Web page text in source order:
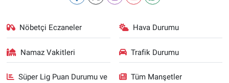
Nöbetçi Eczaneler Hava Durumu
Namaz Vakitleri Trafik Durumu
Süper Lig Puan Durumu ve
Tüm Manşetler